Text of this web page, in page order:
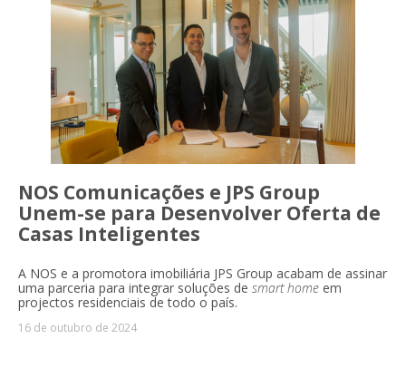
NOS Comunicações e JPS Group
Unem-se para Desenvolver Oferta de
Casas Inteligentes
A NOS e a promotora imobiliária JPS Group acabam de assinar
uma parceria para integrar soluções de smart home em
projectos residenciais de todo o país.
16 de outubro de 2024